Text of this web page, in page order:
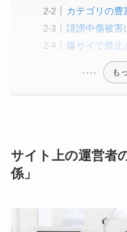
カテゴリの豊
誹謗中傷被害
爆サイで禁止
も
サイト上の運営者
係」